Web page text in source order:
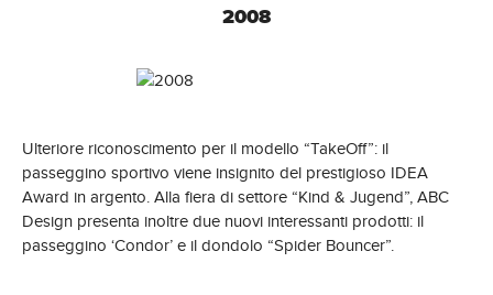
2008
Ulteriore riconoscimento per il modello “TakeOff”: il
passeggino sportivo viene insignito del prestigioso IDEA
Award in argento. Alla fiera di settore “Kind & Jugend”, ABC
Design presenta inoltre due nuovi interessanti prodotti: il
passeggino ‘Condor’ e il dondolo “Spider Bouncer”.